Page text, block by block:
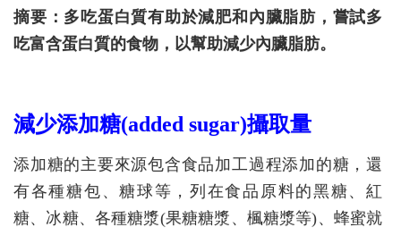
摘要：多吃蛋白質有助於減肥和內臟脂肪，嘗試多
吃富含蛋白質的食物，以幫助減少內臟脂肪。
減少添加糖(added sugar)攝取量
添加糖的主要來源包含食品加工過程添加的糖，還
有各種糖包、糖球等，列在食品原料的黑糖、紅
糖、冰糖、各種糖漿(果糖糖漿、楓糖漿等)、蜂蜜就